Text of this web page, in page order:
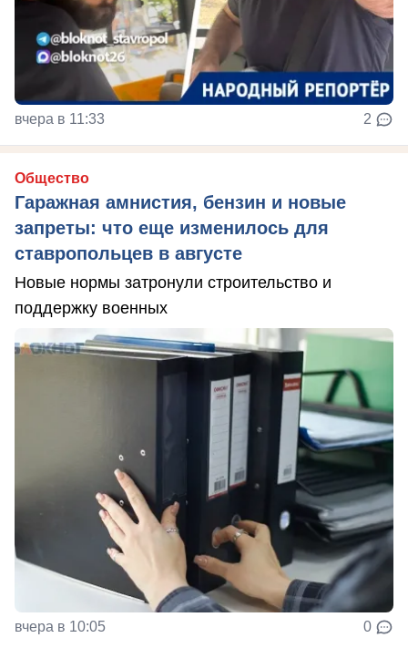
вчера в 11:33 2
Общество
Гаражная амнистия, бензин и новые
запреты: что еще изменилось для
ставропольцев в августе
Новые нормы затронули строительство и
поддержку военных
вчера в 10:05 0